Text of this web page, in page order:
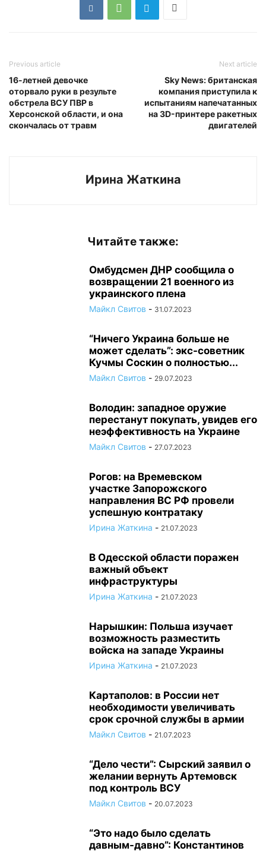
Previous article
16-летней девочке
оторвало руки в результе
обстрела ВСУ ПВР в
Херсонской области, и она
скончалась от травм
Next article
Sky News: британская
компания приступила к
испытаниям напечатанных
на 3D-принтере ракетных
двигателей
Ирина Жаткина
Читайте также:
Омбудсмен ДНР сообщила о
возвращении 21 военного из
украинского плена
Майкл Свитов - 31.07.2023
“Ничего Украина больше не
может сделать”: экс-советник
Кучмы Соскин о полностью...
Майкл Свитов - 29.07.2023
Володин: западное оружие
перестанут покупать, увидев его
неэффективность на Украине
Майкл Свитов - 27.07.2023
Рогов: на Времевском
участке Запорожского
направления ВС РФ провели
успешную контратаку
Ирина Жаткина - 21.07.2023
В Одесской области поражен
важный объект
инфраструктуры
Ирина Жаткина - 21.07.2023
Нарышкин: Польша изучает
возможность разместить
войска на западе Украины
Ирина Жаткина - 21.07.2023
Картаполов: в России нет
необходимости увеличивать
срок срочной службы в армии
Майкл Свитов - 21.07.2023
“Дело чести”: Сырский заявил о
желании вернуть Артемовск
под контроль ВСУ
Майкл Свитов - 20.07.2023
“Это надо было сделать
давным-давно”: Константинов